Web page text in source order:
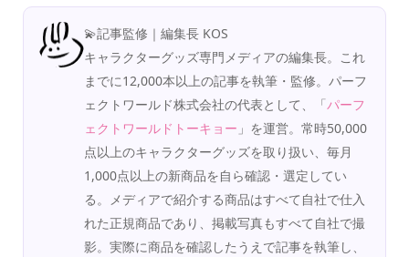
💫記事監修｜編集長 KOS
キャラクターグッズ専門メディアの編集長。これ
までに12,000本以上の記事を執筆・監修。パーフ
ェクトワールド株式会社の代表として、「パーフ
ェクトワールドトーキョー 」を運営。常時50,000
点以上のキャラクターグッズを取り扱い、毎月
1,000点以上の新商品を自ら確認・選定してい
る。メディアで紹介する商品はすべて自社で仕入
れた正規商品であり、掲載写真もすべて自社で撮
影。実際に商品を確認したうえで記事を執筆し、